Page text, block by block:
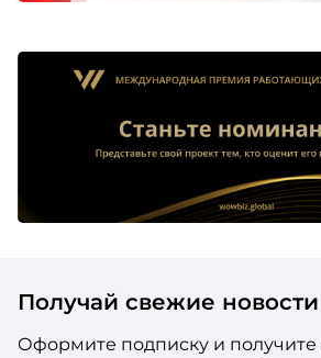
Получай свежие новости
Оформите подписку и